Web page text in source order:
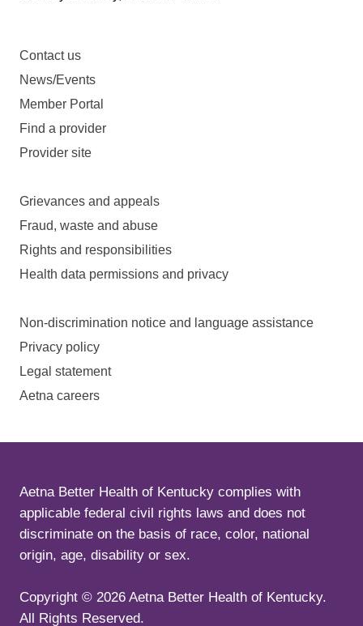
Contact us
News/Events
Member Portal
Find a provider
Provider site
Grievances and appeals
Fraud, waste and abuse
Rights and responsibilities
Health data permissions and privacy
Non-discrimination notice and language assistance
Privacy policy
Legal statement
Aetna careers
Aetna Better Health of Kentucky complies with
applicable federal civil rights laws and does not
discriminate on the basis of race, color, national
origin, age, disability or sex.
Copyright © 2026 Aetna Better Health of Kentucky.
All Rights Reserved.